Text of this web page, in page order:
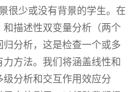
很少或没有背景的学生。在
描述性双变量分析（两个
分析，这是检查一个或多
方法。我们将涵盖线性和
分析和交互作用效应分